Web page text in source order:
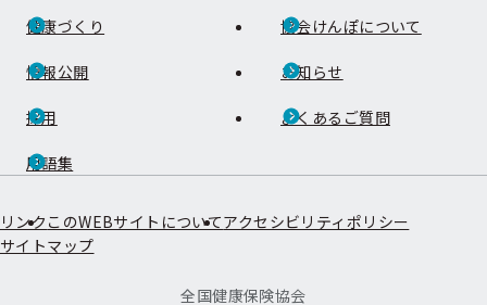
健康づくり 協会けんぽについて
情報公開 お知らせ
採用 よくあるご質問
用語集
リンク このWEBサイトについてアクセシビリティポリシー
サイトマップ
全国健康保険協会